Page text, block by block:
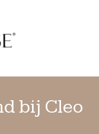
bij Cleo